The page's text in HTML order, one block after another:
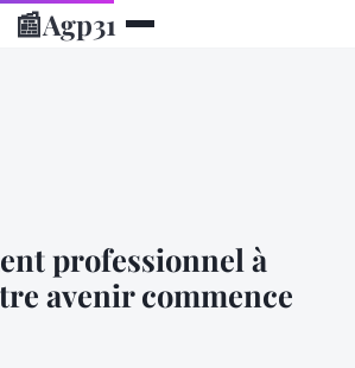
📰Agp31
professionnel à
avenir commence